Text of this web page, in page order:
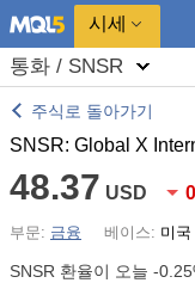
시세
통화 / SNSR
주식로 돌아가기
SNSR: Global X
48.37 USD
부문: 금융 베이스: 미국
SNSR 환율이 오늘 -